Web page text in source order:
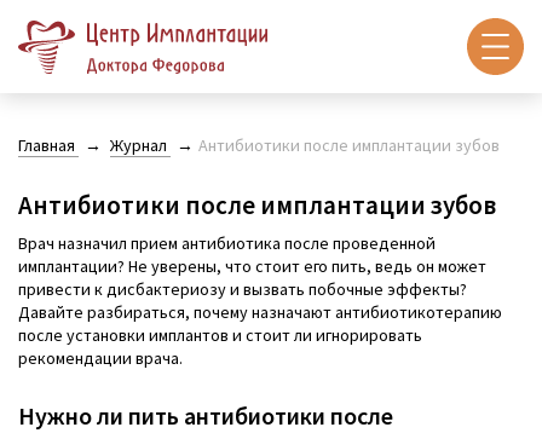
Главная Журнал Антибиотики после имплантации зубов
Антибиотики после имплантации зубов
Врач назначил прием антибиотика после проведенной
имплантации? Не уверены, что стоит его пить, ведь он может
привести к дисбактериозу и вызвать побочные эффекты?
Давайте разбираться, почему назначают антибиотикотерапию
после установки имплантов и стоит ли игнорировать
рекомендации врача.
Нужно ли пить антибиотики после